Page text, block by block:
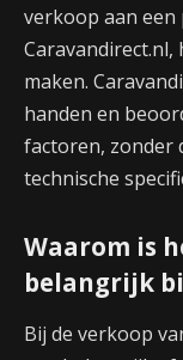
verkoop aan
maken.
handen en
factoren, zonder
technische
Waarom is
belangrijk
Bij de verkoop